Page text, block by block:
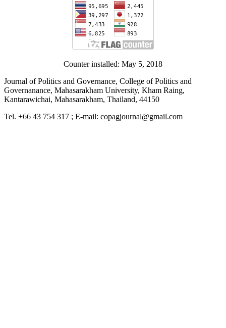
Counter installed: May 5, 2018
Journal of Politics and Governance, College of Politics and
Governanance, Mahasarakham University, Kham Raing,
Kantarawichai, Mahasarakham, Thailand, 44150
Tel. +66 43 754 317 ; E-mail: copagjournal@gmail.com